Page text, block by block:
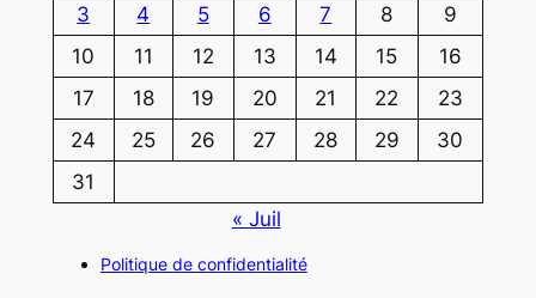
3
4 5 6 7 8
9
10
11 12 13 14 15
16
17
18 19 20 21 22
23
24
25 26 27 28 29
30
31
« Juil
Politique de confidentialité